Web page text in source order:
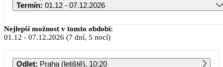
Termín: 01.12 - 07.12.2026
Prosinec 2026
PO ÚT ST ČT PÁ SO NE
Nejlepší možnost v tomto období:
01.12 - 07.12.2026 (7 dní, 5 nocí)
Odlet: Praha (letiště), 10:20